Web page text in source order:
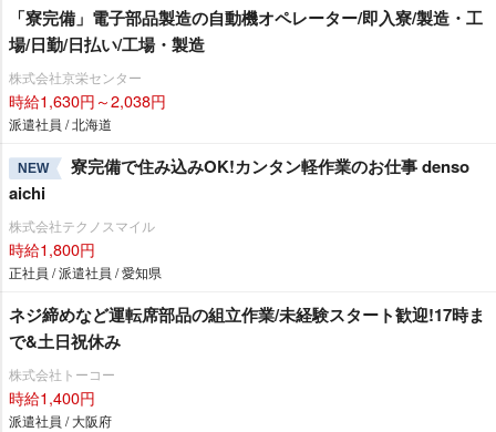
「寮完備」電子部品製造の自動機オペレーター/即入寮/製造・工
場/日勤/日払い/工場・製造
株式会社京栄センター
時給1,630円～2,038円
派遣社員 / 北海道
NEW
寮完備で住み込みOK!カンタン軽作業のお仕事 denso
aichi
株式会社テクノスマイル
時給1,800円
正社員 / 派遣社員 / 愛知県
ネジ締めなど運転席部品の組立作業/未経験スタート歓迎!17時ま
で&土日祝休み
株式会社トーコー
時給1,400円
派遣社員 / 大阪府